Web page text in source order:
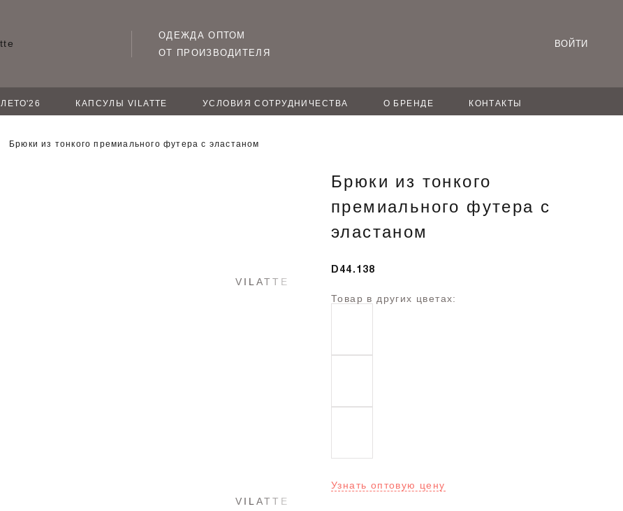
ОДЕЖДА ОПТОМ
ОТ ПРОИЗВОДИТЕЛЯ
ВОЙТИ
ЛЕТО'26 КАПСУЛЫ VILATTE УСЛОВИЯ СОТРУДНИЧЕСТВА О БРЕНДЕ КОНТАКТЫ
Брюки из тонкого премиального футера с эластаном
Брюки из тонкого
премиального футера с
эластаном
D44.138
Товар в других цветах:
Узнать оптовую цену